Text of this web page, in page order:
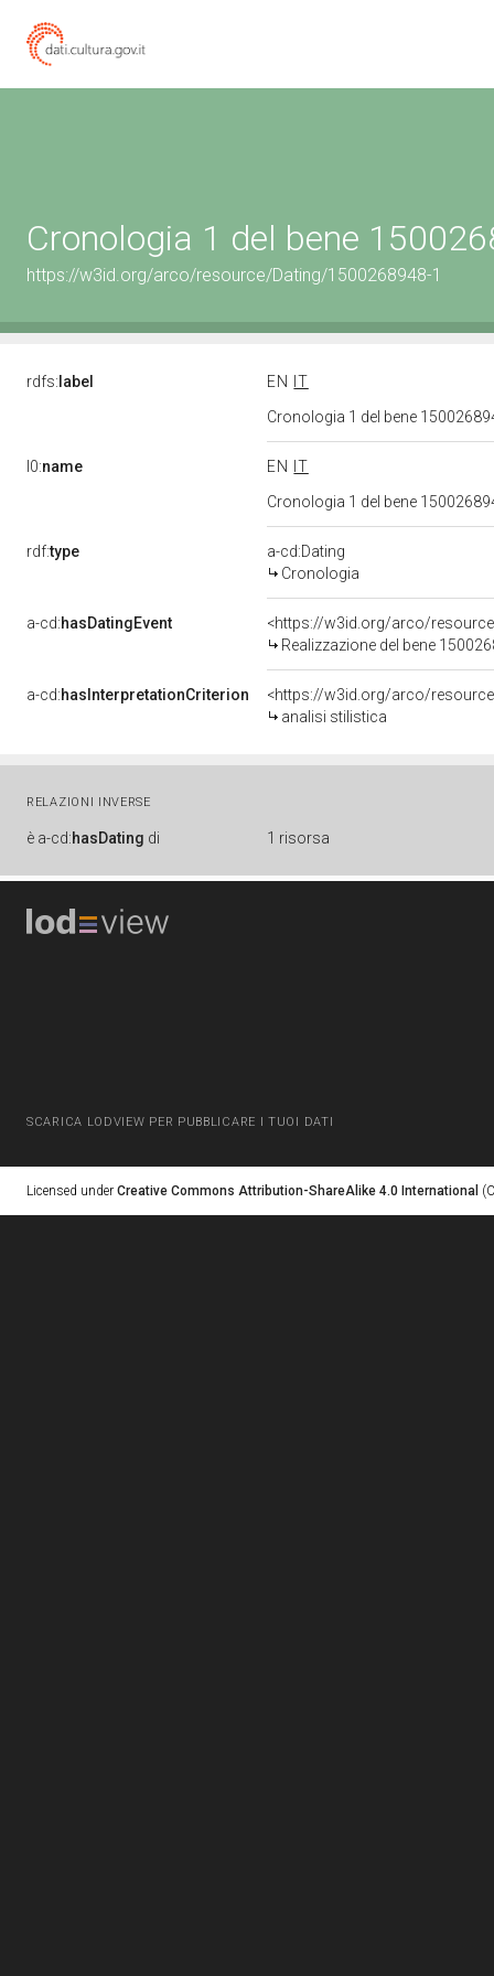
Cronologia 1 del bene
https://w3id.org/arco/resource/Dating/1500268948-1
rdfs: label EN
IT
Cronologia 1 del bene
l0:name EN
IT
Cronologia 1 del bene
rdf:type
a-cd:Dating
Cronologia
a-cd:hasDatingEvent
<https://w3id.org/arco/
Realizzazione del bene
a-cd:hasInterpretationCriterion
<https://w3id.org/arco/
analisi stilistica
RELAZIONI INVERSE
è a-cd:hasDating di 1 risorsa
SCARICA LODVIEW PER PUBBLICARE I TUOI DATI
Licensed under Creative Commons Attribution-ShareAlike 4.0 International